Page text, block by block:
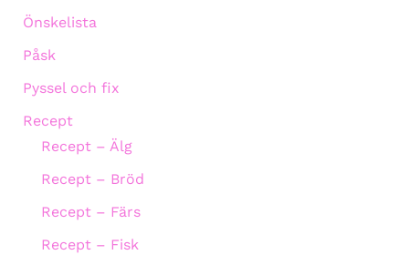
Önskelista
Påsk
Pyssel och fix
Recept
Recept – Älg
Recept – Bröd
Recept – Färs
Recept – Fisk